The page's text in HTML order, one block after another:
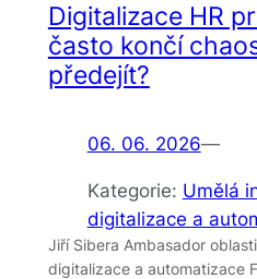
Digitalizace HR
často končí
předejít?
06. 06. 2026—
Kategorie: Umělá
digitalizace a
Jiří Sibera Ambasador
digitalizace a automatizace